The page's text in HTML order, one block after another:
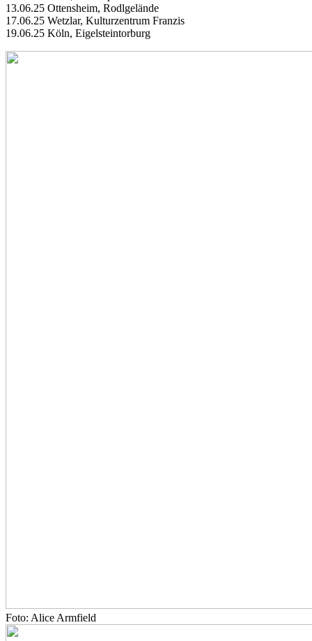
13.06.25 Ottensheim, Rodlgelände
17.06.25 Wetzlar, Kulturzentrum Franzis
19.06.25 Köln, Eigelsteintorburg
Foto: Alice Armfield